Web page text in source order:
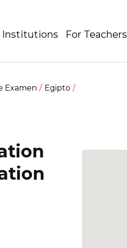
Institutions For Teachers
Examen Egipto